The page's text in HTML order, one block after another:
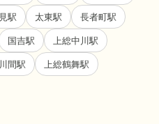
駅 太東駅 長者町駅
国吉駅 上総中川駅
間駅 上総鶴舞駅